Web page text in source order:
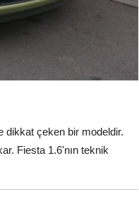
dikkat çeken bir modeldir.
Fiesta 1.6'nın teknik